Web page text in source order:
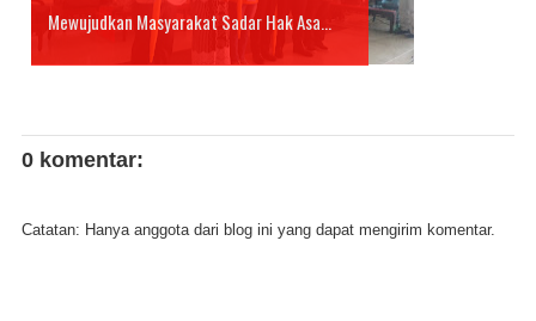
Mewujudkan Masyarakat Sadar Hak Asa...
0 komentar:
Catatan: Hanya anggota dari blog ini yang dapat mengirim komentar.